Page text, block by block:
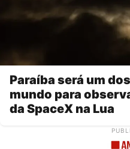
Paraíba será um
mundo para
da SpaceX na Lua